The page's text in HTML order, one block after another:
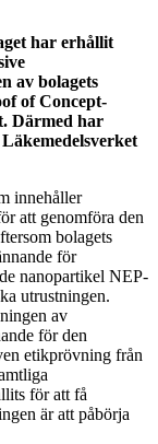
har erhållit
av bolagets
of Concept-
Därmed har
innehåller
att genomföra den
bolagets
för
nanopartikel NEP-
utrustningen.
av
för den
etikprövning från
för att få
är att påbörja